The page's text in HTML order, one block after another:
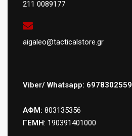
211 0089177
aigaleo@tacticalstore.gr
Viber/ Whatsapp: 6978302559
ΑΦΜ: 803135356
ΓΕΜΗ: 190391401000